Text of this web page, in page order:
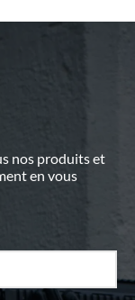
nos produits et
en vous